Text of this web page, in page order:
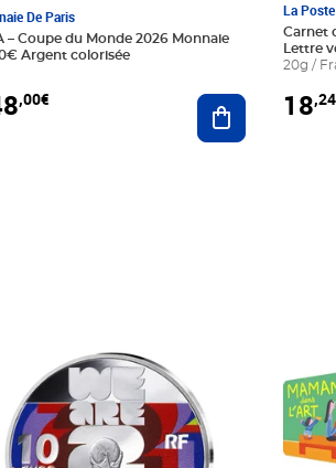
De Paris
– Coupe du Monde 2026 Monnaie
Argent colorisée
,00€ Ajouter au
La Poste
Carnet
Lettre
20g /
18